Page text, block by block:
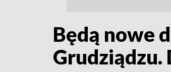
Będą nowe
Grudziądzu.